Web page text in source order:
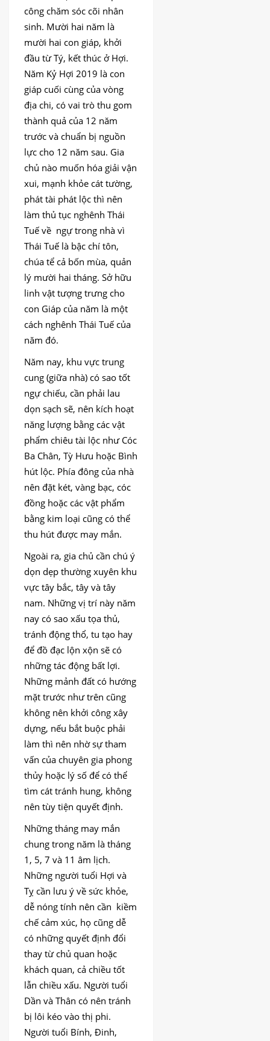
công chăm sóc cõi nhân
sinh. Mười hai năm là
mười hai con giáp, khởi
đầu từ Tý, kết thúc ở Hợi.
Năm Kỷ Hợi 2019 là con
giáp cuối cùng của vòng
địa chi, có vai trò thu gom
thành quả của 12 năm
trước và chuẩn bị nguồn
lực cho 12 năm sau. Gia
chủ nào muốn hóa giải vận
xui, mạnh khỏe cát tường,
phát tài phát lộc thì nên
làm thủ tục nghênh Thái
Tuế về ngự trong nhà vì
Thái Tuế là bậc chí tôn,
chúa tể cả bốn mùa, quản
lý mười hai tháng. Sở hữu
linh vật tượng trưng cho
con Giáp của năm là một
cách nghênh Thái Tuế của
năm đó.
Năm nay, khu vực trung
cung (giữa nhà) có sao tốt
ngự chiếu, cần phải lau
dọn sạch sẽ, nên kích hoạt
năng lượng bằng các vật
phẩm chiêu tài lộc như Cóc
Ba Chân, Tỳ Hưu hoặc Bình
hút lộc. Phía đông của nhà
nên đặt két, vàng bạc, cóc
đồng hoặc các vật phẩm
bằng kim loại cũng có thể
thu hút được may mắn.
Ngoài ra, gia chủ cần chú ý
dọn dẹp thường xuyên khu
vực tây bắc, tây và tây
nam. Những vị trí này năm
nay có sao xấu tọa thủ,
tránh động thổ, tu tạo hay
để đồ đạc lộn xộn sẽ có
những tác động bất lợi.
Những mảnh đất có hướng
mặt trước như trên cũng
không nên khởi công xây
dựng, nếu bắt buộc phải
làm thì nên nhờ sự tham
vấn của chuyên gia phong
thủy hoặc lý số để có thể
tìm cát tránh hung, không
nên tùy tiện quyết định.
Những tháng may mắn
chung trong năm là tháng
1, 5, 7 và 11 âm lịch.
Những người tuổi Hợi và
Tỵ cần lưu ý về sức khỏe,
dễ nóng tính nên cần kiềm
chế cảm xúc, họ cũng dễ
có những quyết định đổi
thay từ chủ quan hoặc
khách quan, cả chiều tốt
lẫn chiều xấu. Người tuổi
Dần và Thân có nên tránh
bị lôi kéo vào thị phi.
Người tuổi Bính, Đinh,